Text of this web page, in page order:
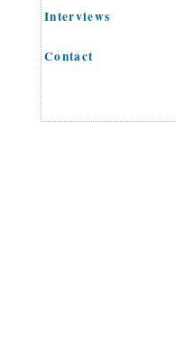
Interviews
Contact